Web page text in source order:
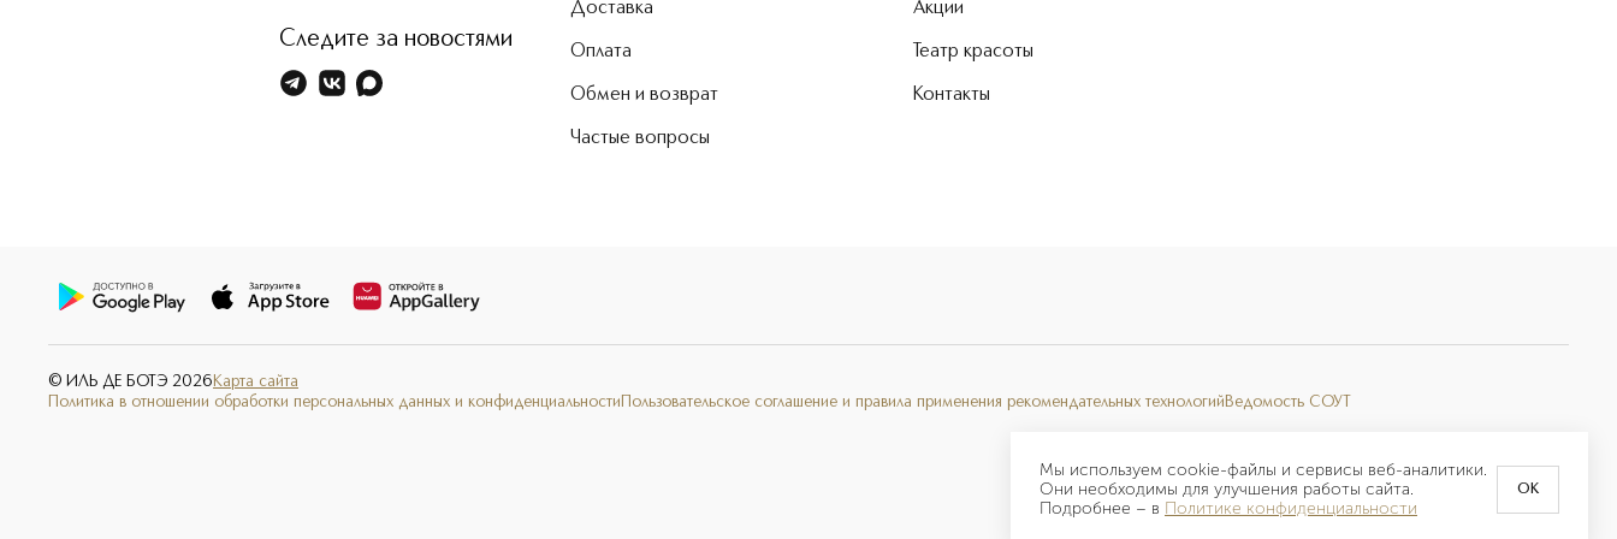
Мы используем cookie-файлы и сервисы веб-аналитики.
Они необходимы для улучшения работы сайта.
Подробнее – в Политике конфиденциальности
OK
Следите за новостями
Доставка
Оплата
Обмен и возврат
Частые вопросы
Акции
Театр красоты
Контакты
© ИЛЬ ДЕ БОТЭ 2026 Карта сайта
Политика в отношении обработки персональных данных и конфиденциальности Пользовательское соглашение и правила применения рекомендательных технологий Ведомость СОУТ